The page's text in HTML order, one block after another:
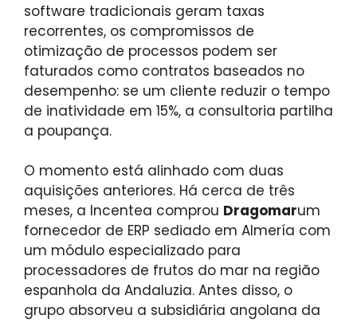
software tradicionais geram taxas
recorrentes, os compromissos de
otimização de processos podem ser
faturados como contratos baseados no
desempenho: se um cliente reduzir o tempo
de inatividade em 15%, a consultoria partilha
a poupança.
O momento está alinhado com duas
aquisições anteriores. Há cerca de três
meses, a Incentea comprou Dragomarum
fornecedor de ERP sediado em Almería com
um módulo especializado para
processadores de frutos do mar na região
espanhola da Andaluzia. Antes disso, o
grupo absorveu a subsidiária angolana da